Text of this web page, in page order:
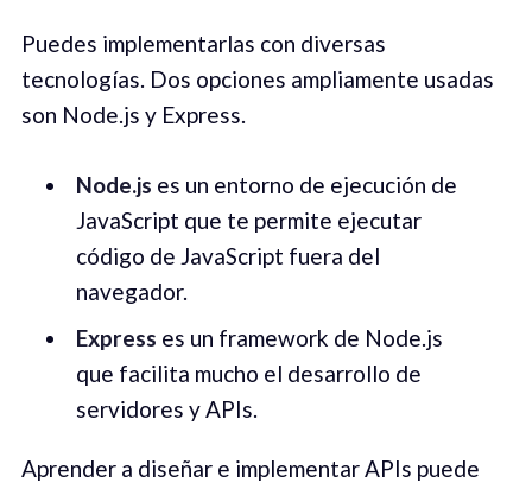
Puedes implementarlas con diversas
tecnologías. Dos opciones ampliamente usadas
son Node.js y Express.
Node.js es un entorno de ejecución de
JavaScript que te permite ejecutar
código de JavaScript fuera del
navegador.
Express es un framework de Node.js
que facilita mucho el desarrollo de
servidores y APIs.
Aprender a diseñar e implementar APIs puede